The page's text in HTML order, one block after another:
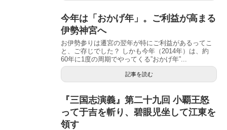
今年は「おかげ年」。ご利益が高まる
伊勢神宮へ
お伊勢参りは遷宮の翌年が特にご利益があるってこ
と、ご存じでした？ しかも今年（2014年）は、約
60年に1度の周期でやってくる”おかげ年”...
記事を読む
『三国志演義』第二十九回 小覇王怒
って于吉を斬り、碧眼児坐して江東を
領す